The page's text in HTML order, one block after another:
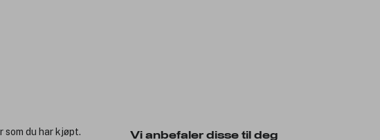
Vi anbefaler disse til deg
du har kjøpt.